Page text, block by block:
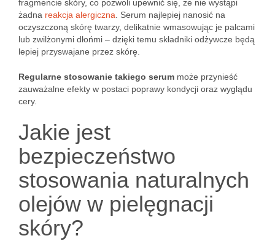
fragmencie skóry, co pozwoli upewnić się, że nie wystąpi
żadna reakcja alergiczna . Serum najlepiej nanosić na
oczyszczoną skórę twarzy, delikatnie wmasowując je palcami
lub zwilżonymi dłońmi – dzięki temu składniki odżywcze będą
lepiej przyswajane przez skórę.
Regularne stosowanie takiego serum może przynieść
zauważalne efekty w postaci poprawy kondycji oraz wyglądu
cery.
Jakie jest
bezpieczeństwo
stosowania naturalnych
olejów w pielęgnacji
skóry?